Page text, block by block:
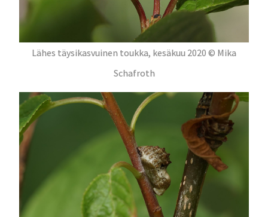
Lähes täysikasvuinen toukka, kesäkuu 2020 © Mika
Schafroth